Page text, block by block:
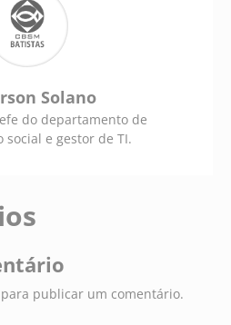
do departamento de
social e gestor de TI.
Solano
para publicar um comentário.